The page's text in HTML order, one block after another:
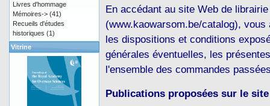
En accédant au site Web de
(www.kaowarsom.be/catalog),
les dispositions et conditions
générales éventuelles, les
l'ensemble des commandes
Publications proposées sur le
Livres d'hommage
Mémoires-> (41)
Recueils d'études
historiques (1)
Vitrine